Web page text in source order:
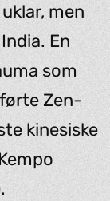
men
En
som
Zen-
kinesiske